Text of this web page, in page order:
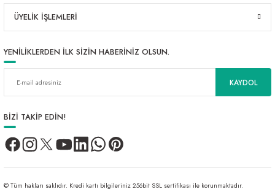
ÜYELİK İŞLEMLERİ
YENİLİKLERDEN İLK SİZİN HABERİNİZ OLSUN.
KAYDOL
BİZİ TAKİP EDİN!
© Tüm hakları saklıdır. Kredi kartı bilgileriniz 256bit SSL sertifikası ile korunmaktadır.